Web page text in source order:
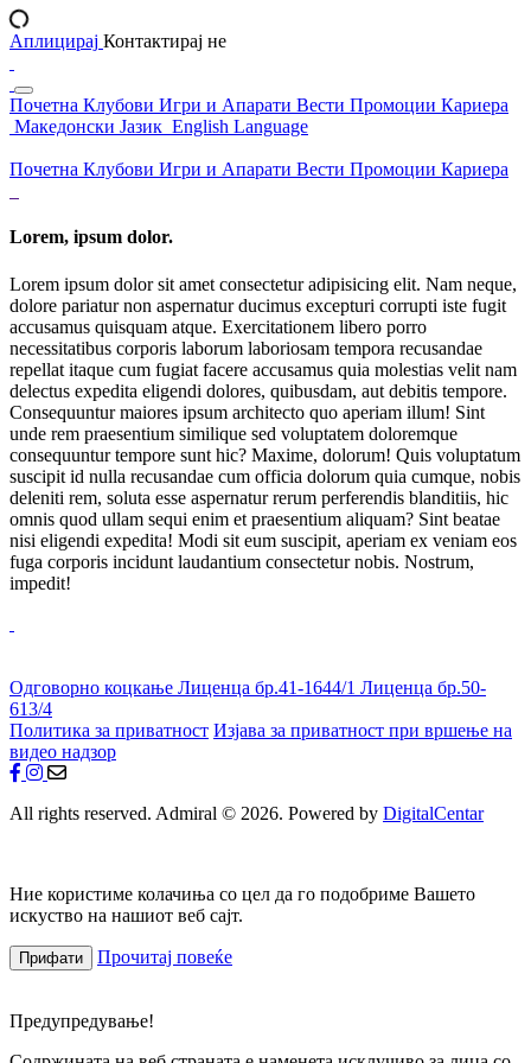
Аплицирај Контактирај не
Почетна Клубови Игри и Апарати Вести Промоции Кариера
Македонски Јазик English Language
Почетна Клубови Игри и Апарати Вести Промоции Кариера
Lorem, ipsum dolor.
Lorem ipsum dolor sit amet consectetur adipisicing elit. Nam neque,
dolore pariatur non aspernatur ducimus excepturi corrupti iste fugit
accusamus quisquam atque. Exercitationem libero porro
necessitatibus corporis laborum laboriosam tempora recusandae
repellat itaque cum fugiat facere accusamus quia molestias velit nam
delectus expedita eligendi dolores, quibusdam, aut debitis tempore.
Consequuntur maiores ipsum architecto quo aperiam illum! Sint
unde rem praesentium similique sed voluptatem doloremque
consequuntur tempore sunt hic? Maxime, dolorum! Quis voluptatum
suscipit id nulla recusandae cum officia dolorum quia cumque, nobis
deleniti rem, soluta esse aspernatur rerum perferendis blanditiis, hic
omnis quod ullam sequi enim et praesentium aliquam? Sint beatae
nisi eligendi expedita! Modi sit eum suscipit, aperiam ex veniam eos
fuga corporis incidunt laudantium consectetur nobis. Nostrum,
impedit!
Одговорно коцкање Лиценца бр.41-1644/1 Лиценца бр.50-
613/4
Политика за приватност Изјава за приватност при вршење на
видео надзор
All rights reserved. Admiral © 2026. Powered by DigitalCentar
Ние користиме колачиња со цел да го подобриме Вашето
искуство на нашиот веб сајт.
Прифати Прочитај повеќе
Предупредување!